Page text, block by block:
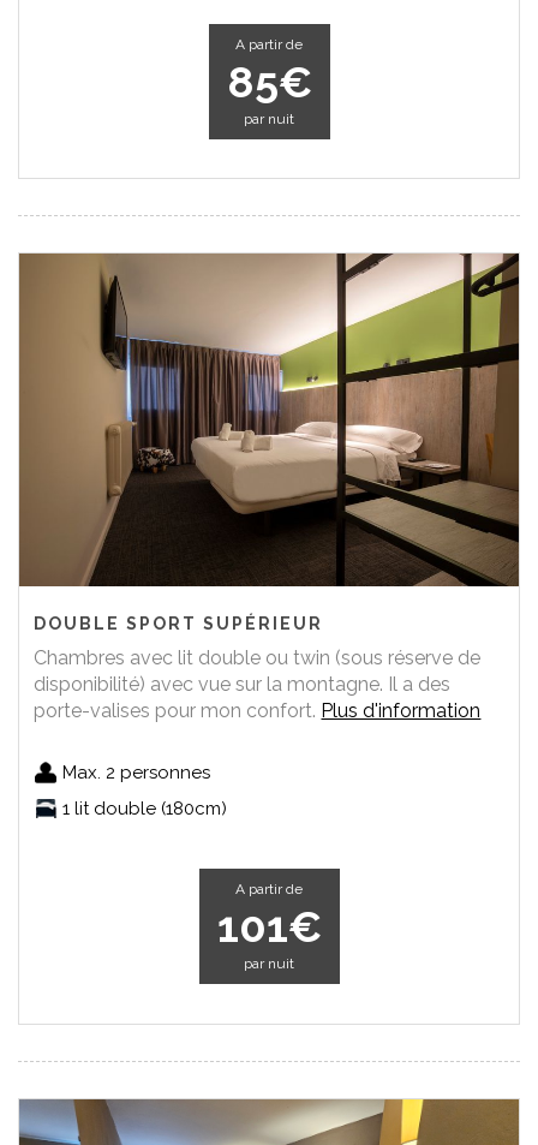
A partir de
85€
par nuit
DOUBLE SPORT SUPÉRIEUR
Chambres avec lit double ou twin (sous réserve de
disponibilité) avec vue sur la montagne. Il a des
porte-valises pour mon confort. Plus d'information
Max. 2 personnes
1 lit double (180cm)
A partir de
101€
par nuit